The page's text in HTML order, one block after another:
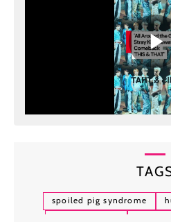
spoiled pig syndrome